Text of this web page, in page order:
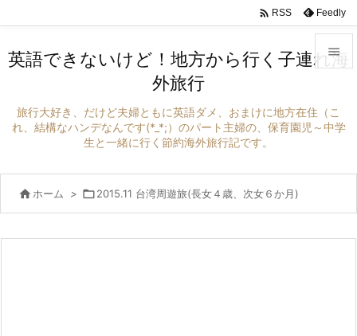


 RSS Feedly
英語できないけど！地方から行く子連れ海
外旅行
旅行大好き、だけど夫婦ともに英語ダメ、おまけに地方在住（こ
れ、結構なハンデなんです(*_*;）のパート主婦の、保育園児～中学
生と一緒に行く節約海外旅行記です。
 ホーム > 2015.11 台湾周遊旅(長女４歳、次女６か月)